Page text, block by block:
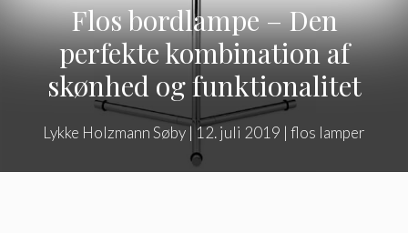
Flos bordlampe – Den
perfekte kombination af
skønhed og funktionalitet
Lykke Holzmann Søby | 12. juli 2019 | flos lamper